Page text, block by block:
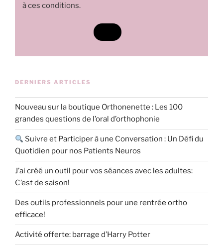
à ces conditions.
DERNIERS ARTICLES
Nouveau sur la boutique Orthonenette : Les 100
grandes questions de l’oral d’orthophonie
Suivre et Participer à une Conversation : Un Défi du
Quotidien pour nos Patients Neuros
J’ai créé un outil pour vos séances avec les adultes:
C’est de saison!
Des outils professionnels pour une rentrée ortho
efficace!
Activité offerte: barrage d’Harry Potter